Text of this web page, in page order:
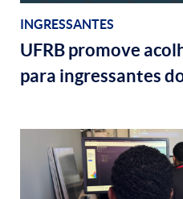
INGRESSANTES
UFRB promove
para ingressantes